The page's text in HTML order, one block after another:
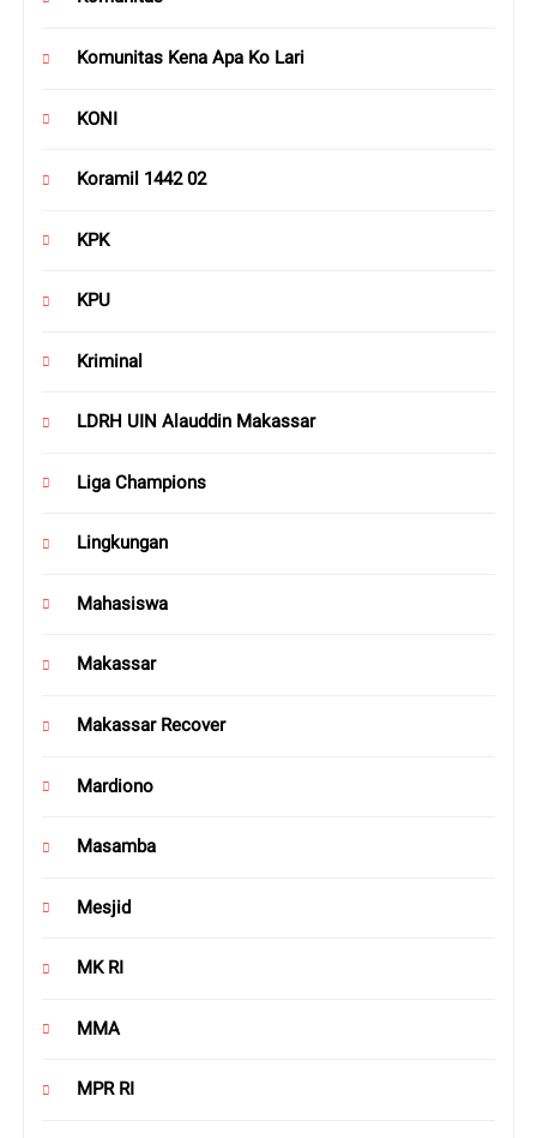
Komunitas Kena Apa Ko Lari
KONI
Koramil 1442 02
KPK
KPU
Kriminal
LDRH UIN Alauddin Makassar
Liga Champions
Lingkungan
Mahasiswa
Makassar
Makassar Recover
Mardiono
Masamba
Mesjid
MK RI
MMA
MPR RI